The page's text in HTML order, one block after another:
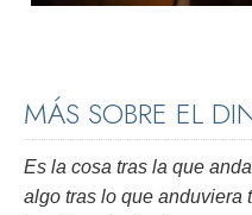
MÁS SOBRE EL
Es la cosa tras la que
algo tras lo que anduviera